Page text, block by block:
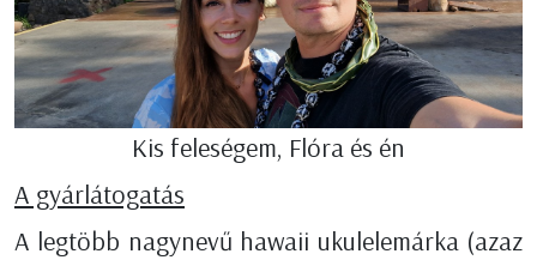
Kis feleségem, Flóra és én
A gyárlátogatás
A legtöbb nagynevű hawaii ukulelemárka (azaz